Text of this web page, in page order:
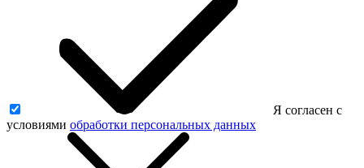
Я согласен с
условиями обработки персональных данных